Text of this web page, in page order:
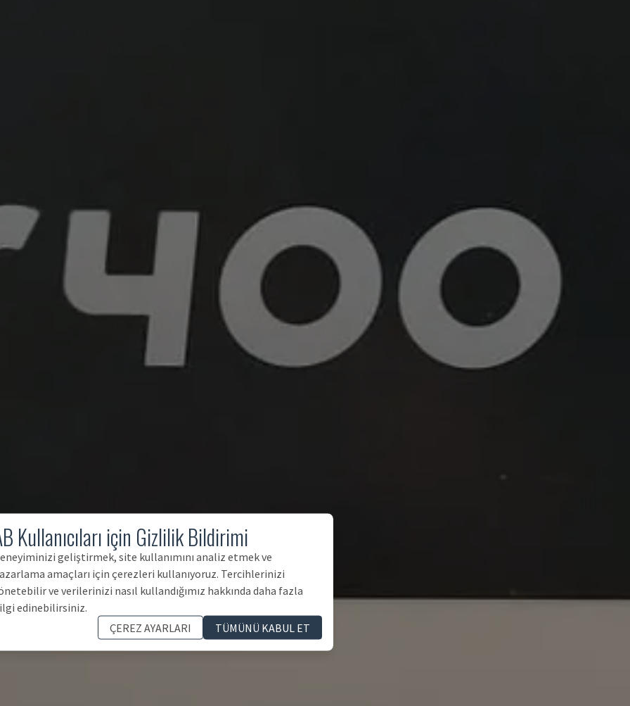
Kullanıcıları için Gizlilik Bildirimi
geliştirmek, site kullanımını analiz etmek ve
amaçları için çerezleri kullanıyoruz. Tercihlerinizi
ve verilerinizi nasıl kullandığımız hakkında daha fazla
edinebilirsiniz.
ÇEREZ AYARLARI
TÜMÜNÜ KABUL ET